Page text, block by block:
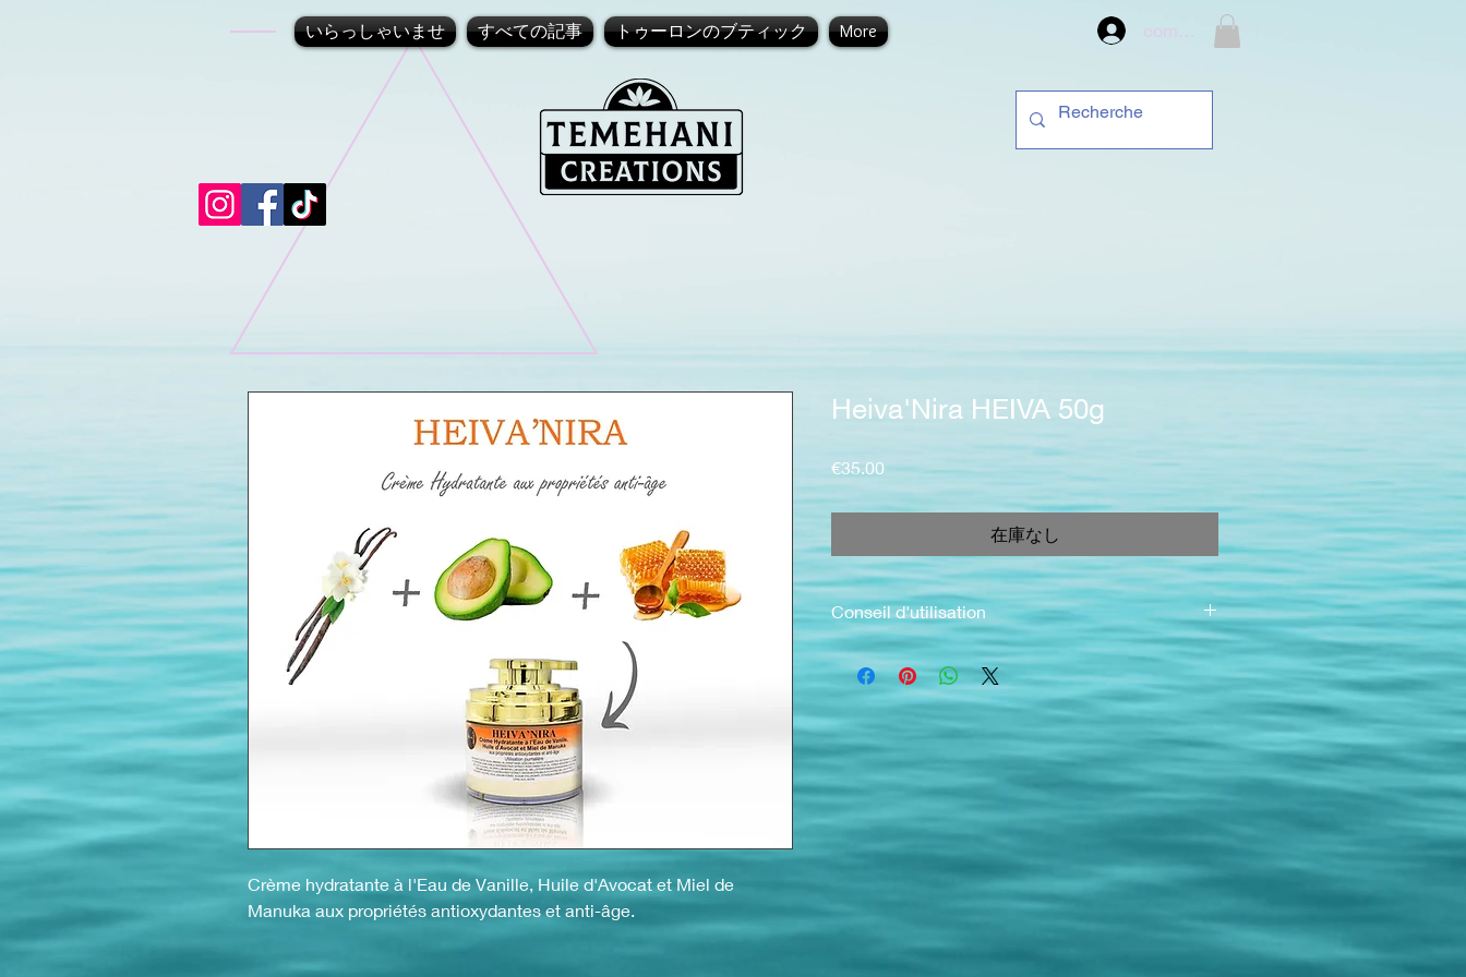
いらっしゃいませ すべての記事 トゥーロンのブティック More compte
Crème hydratante à l'Eau de Vanille, Huile d'Avocat et Miel de
Manuka aux propriétés antioxydantes et anti-âge.
Heiva'Nira HEIVA 50g
€35.00 価格
在庫なし
Conseil d'utilisation
Utilisation journalière.